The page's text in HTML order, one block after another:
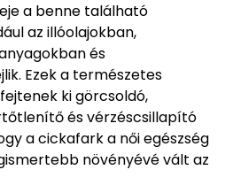
a benne található
az illóolajokban,
és
Ezek a természetes
ki görcsoldó,
és vérzéscsillapító
a cickafark a női egészség
növényévé vált az